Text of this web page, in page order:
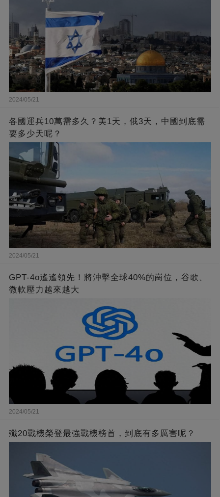
2024/05/21
各國運兵10萬需多久？美1天，俄3天，中國到底需
要多少天呢？
2024/05/21
GPT-4o遙遙領先！將沖擊全球40%的崗位，谷歌、
微軟壓力越來越大
2024/05/21
殲20戰機榮登最強戰機榜首，到底有多厲害呢？